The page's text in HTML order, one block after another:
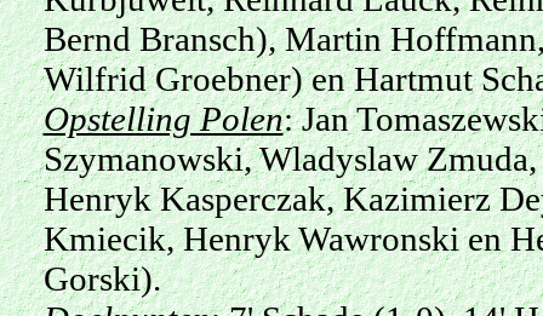
Bernd Bransch), Martin
Wilfrid Groebner) en Hartmut
Opstelling Polen: Jan
Szymanowski, Wladyslaw
Henryk Kasperczak, Kazimierz
Kmiecik, Henryk Wawronski en
Gorski).